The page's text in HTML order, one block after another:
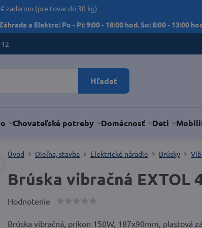
zadarmo (pre tovar do 30 kg)
a Elektro: Po - Pi: 9:00 - 18:00 hod. So: 8:00 - 13:00
Hľadať
Chovateľské potreby Domácnosť Deti
Úvod Dieľna, stavba Elektrické náradie Brúsky
Brúska vibračná EXTOL
Hodnotenie
Brúska vibračná, príkon 150W, 187x90mm, plastová